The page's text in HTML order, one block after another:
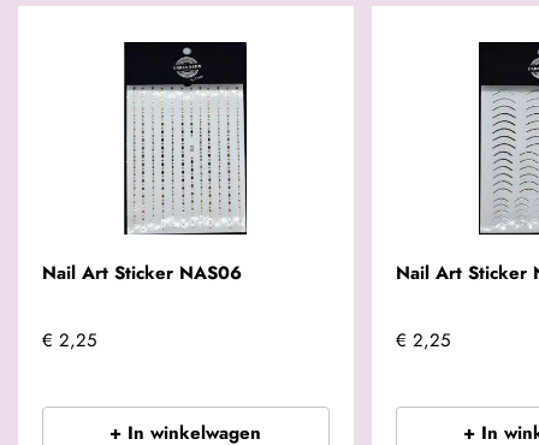
Nail Art Sticker NAS06
€ 2,25
+ In winkelwagen
Nail Art Sticker
€ 2,25
+ In